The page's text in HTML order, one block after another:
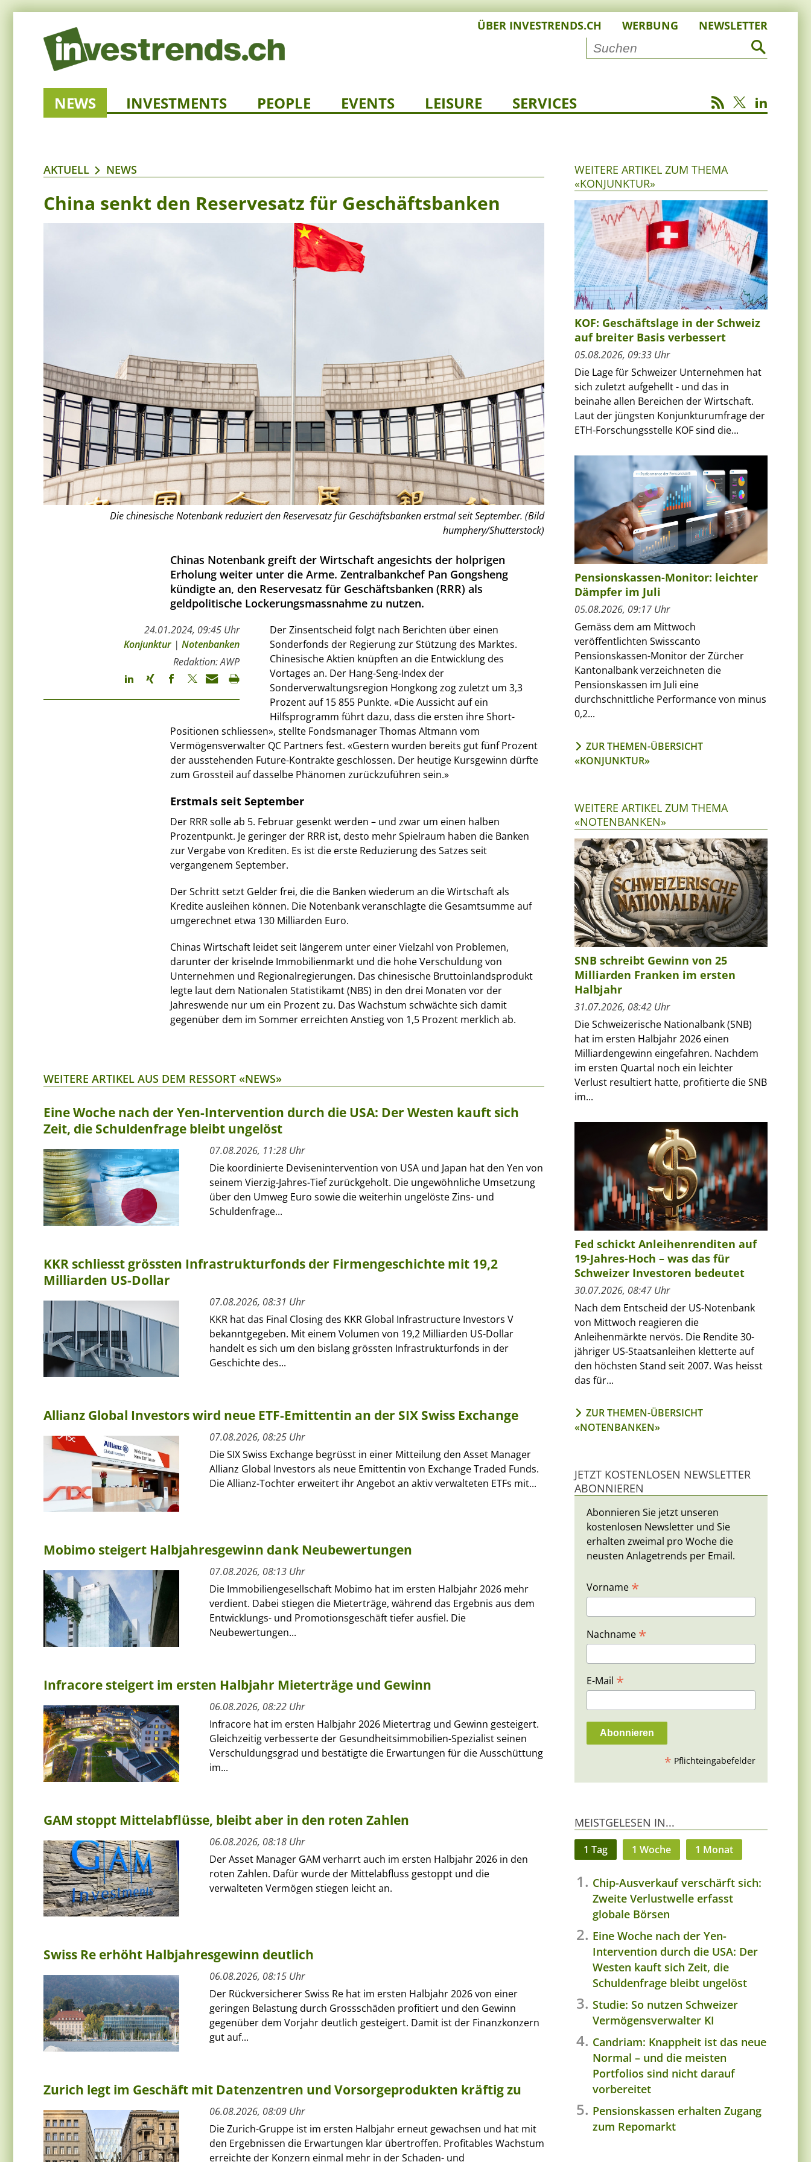
ÜBER INVESTRENDS.CH WERBUNG NEWSLETTER
NEWS INVESTMENTS PEOPLE EVENTS LEISURE SERVICES
AKTUELL NEWS
China senkt den Reservesatz für Geschäftsbanken
Die chinesische Notenbank reduziert den Reservesatz für Geschäftsbanken erstmal seit September. (Bild
humphery/Shutterstock)
Chinas Notenbank greift der Wirtschaft angesichts der holprigen
Erholung weiter unter die Arme. Zentralbankchef Pan Gongsheng
kündigte an, den Reservesatz für Geschäftsbanken (RRR) als
geldpolitische Lockerungsmassnahme zu nutzen.
24.01.2024, 09:45 Uhr
Konjunktur | Notenbanken
Redaktion: AWP
Der Zinsentscheid folgt nach Berichten über einen
Sonderfonds der Regierung zur Stützung des Marktes.
Chinesische Aktien knüpften an die Entwicklung des
Vortages an. Der Hang-Seng-Index der
Sonderverwaltungsregion Hongkong zog zuletzt um 3,3
Prozent auf 15 855 Punkte. «Die Aussicht auf ein
Hilfsprogramm führt dazu, dass die ersten ihre Short-
Positionen schliessen», stellte Fondsmanager Thomas Altmann vom
Vermögensverwalter QC Partners fest. «Gestern wurden bereits gut fünf Prozent
der ausstehenden Future-Kontrakte geschlossen. Der heutige Kursgewinn dürfte
zum Grossteil auf dasselbe Phänomen zurückzuführen sein.»
Erstmals seit September
Der RRR solle ab 5. Februar gesenkt werden – und zwar um einen halben
Prozentpunkt. Je geringer der RRR ist, desto mehr Spielraum haben die Banken
zur Vergabe von Krediten. Es ist die erste Reduzierung des Satzes seit
vergangenem September.
Der Schritt setzt Gelder frei, die die Banken wiederum an die Wirtschaft als
Kredite ausleihen können. Die Notenbank veranschlagte die Gesamtsumme auf
umgerechnet etwa 130 Milliarden Euro.
Chinas Wirtschaft leidet seit längerem unter einer Vielzahl von Problemen,
darunter der kriselnde Immobilienmarkt und die hohe Verschuldung von
Unternehmen und Regionalregierungen. Das chinesische Bruttoinlandsprodukt
legte laut dem Nationalen Statistikamt (NBS) in den drei Monaten vor der
Jahreswende nur um ein Prozent zu. Das Wachstum schwächte sich damit
gegenüber dem im Sommer erreichten Anstieg von 1,5 Prozent merklich ab.
WEITERE ARTIKEL AUS DEM RESSORT «NEWS»
Eine Woche nach der Yen-Intervention durch die USA: Der Westen kauft sich
Zeit, die Schuldenfrage bleibt ungelöst
07.08.2026, 11:28 Uhr
Die koordinierte Devisenintervention von USA und Japan hat den Yen von
seinem Vierzig-Jahres-Tief zurückgeholt. Die ungewöhnliche Umsetzung
über den Umweg Euro sowie die weiterhin ungelöste Zins- und
Schuldenfrage...
KKR schliesst grössten Infrastrukturfonds der Firmengeschichte mit 19,2
Milliarden US-Dollar
07.08.2026, 08:31 Uhr
KKR hat das Final Closing des KKR Global Infrastructure Investors V
bekanntgegeben. Mit einem Volumen von 19,2 Milliarden US-Dollar
handelt es sich um den bislang grössten Infrastrukturfonds in der
Geschichte des...
Allianz Global Investors wird neue ETF-Emittentin an der SIX Swiss Exchange
07.08.2026, 08:25 Uhr
Die SIX Swiss Exchange begrüsst in einer Mitteilung den Asset Manager
Allianz Global Investors als neue Emittentin von Exchange Traded Funds.
Die Allianz-Tochter erweitert ihr Angebot an aktiv verwalteten ETFs mit...
Mobimo steigert Halbjahresgewinn dank Neubewertungen
07.08.2026, 08:13 Uhr
Die Immobiliengesellschaft Mobimo hat im ersten Halbjahr 2026 mehr
verdient. Dabei stiegen die Mieterträge, während das Ergebnis aus dem
Entwicklungs- und Promotionsgeschäft tiefer ausfiel. Die
Neubewertungen...
Infracore steigert im ersten Halbjahr Mieterträge und Gewinn
06.08.2026, 08:22 Uhr
Infracore hat im ersten Halbjahr 2026 Mietertrag und Gewinn gesteigert.
Gleichzeitig verbesserte der Gesundheitsimmobilien-Spezialist seinen
Verschuldungsgrad und bestätigte die Erwartungen für die Ausschüttung
im...
GAM stoppt Mittelabflüsse, bleibt aber in den roten Zahlen
06.08.2026, 08:18 Uhr
Der Asset Manager GAM verharrt auch im ersten Halbjahr 2026 in den
roten Zahlen. Dafür wurde der Mittelabfluss gestoppt und die
verwalteten Vermögen stiegen leicht an.
Swiss Re erhöht Halbjahresgewinn deutlich
06.08.2026, 08:15 Uhr
Der Rückversicherer Swiss Re hat im ersten Halbjahr 2026 von einer
geringen Belastung durch Grossschäden profitiert und den Gewinn
gegenüber dem Vorjahr deutlich gesteigert. Damit ist der Finanzkonzern
gut auf...
Zurich legt im Geschäft mit Datenzentren und Vorsorgeprodukten kräftig zu
06.08.2026, 08:09 Uhr
Die Zurich-Gruppe ist im ersten Halbjahr erneut gewachsen und hat mit
den Ergebnissen die Erwartungen klar übertroffen. Profitables Wachstum
erreichte der Konzern einmal mehr in der Schaden- und
WEITERE ARTIKEL ZUM THEMA
«KONJUNKTUR»
KOF: Geschäftslage in der Schweiz
auf breiter Basis verbessert
05.08.2026, 09:33 Uhr
Die Lage für Schweizer Unternehmen hat
sich zuletzt aufgehellt - und das in
beinahe allen Bereichen der Wirtschaft.
Laut der jüngsten Konjunkturumfrage der
ETH-Forschungsstelle KOF sind die...
Pensionskassen-Monitor: leichter
Dämpfer im Juli
05.08.2026, 09:17 Uhr
Gemäss dem am Mittwoch
veröffentlichten Swisscanto
Pensionskassen-Monitor der Zürcher
Kantonalbank verzeichneten die
Pensionskassen im Juli eine
durchschnittliche Performance von minus
0,2...
ZUR THEMEN-ÜBERSICHT
«KONJUNKTUR»
WEITERE ARTIKEL ZUM THEMA
«NOTENBANKEN»
SNB schreibt Gewinn von 25
Milliarden Franken im ersten
Halbjahr
31.07.2026, 08:42 Uhr
Die Schweizerische Nationalbank (SNB)
hat im ersten Halbjahr 2026 einen
Milliardengewinn eingefahren. Nachdem
im ersten Quartal noch ein leichter
Verlust resultiert hatte, profitierte die SNB
im...
Fed schickt Anleihenrenditen auf
19-Jahres-Hoch – was das für
Schweizer Investoren bedeutet
30.07.2026, 08:47 Uhr
Nach dem Entscheid der US-Notenbank
von Mittwoch reagieren die
Anleihenmärkte nervös. Die Rendite 30-
jähriger US-Staatsanleihen kletterte auf
den höchsten Stand seit 2007. Was heisst
das für...
ZUR THEMEN-ÜBERSICHT
«NOTENBANKEN»
JETZT KOSTENLOSEN NEWSLETTER
ABONNIEREN
Abonnieren Sie jetzt unseren
kostenlosen Newsletter und Sie
erhalten zweimal pro Woche die
neusten Anlagetrends per Email.
Vorname *
Nachname *
E-Mail *
* Pflichteingabefelder
MEISTGELESEN IN...
1 Tag 1 Woche 1 Monat
Chip-Ausverkauf verschärft sich:
Zweite Verlustwelle erfasst
globale Börsen
Eine Woche nach der Yen-
Intervention durch die USA: Der
Westen kauft sich Zeit, die
Schuldenfrage bleibt ungelöst
Studie: So nutzen Schweizer
Vermögensverwalter KI
Candriam: Knappheit ist das neue
Normal – und die meisten
Portfolios sind nicht darauf
vorbereitet
Pensionskassen erhalten Zugang
zum Repomarkt